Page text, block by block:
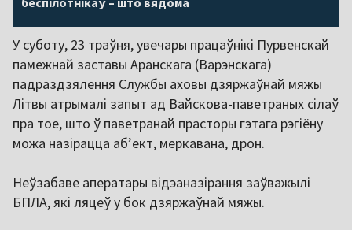
У суботу, 23 траўня, увечары працаўнікі Пурвенскай
памежнай заставы Аранскага (Варэнскага)
падраздзялення Службы аховы дзяржаўнай мяжы
Літвы атрымалі запыт ад Вайскова-паветраных сілаў
пра тое, што ў паветранай прасторы гэтага рэгіёну
можа назірацца аб’ект, меркавана, дрон.
Неўзабаве аператары відэаназірання заўважылі
БПЛА, які ляцеў у бок дзяржаўнай мяжы.